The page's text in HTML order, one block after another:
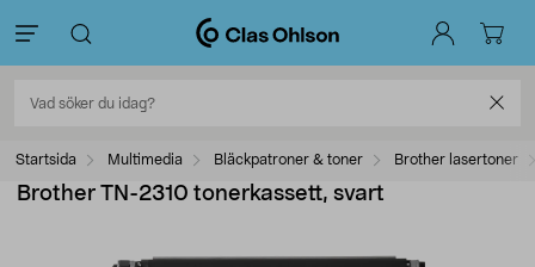
Startsida Multimedia Bläckpatroner & toner Brother lasertoner
Brother TN-2310 tonerkassett, svart